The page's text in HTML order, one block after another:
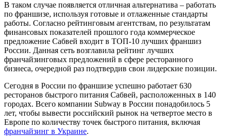
В таком случае появляется отличная альтернатива – работать
по франшизе, используя готовые и отлаженные стандарты
работы. Согласно рейтинговым агентствам, по результатам
финансовых показателей прошлого года коммерческое
предложение Сабвей входит в ТОП-10 лучших франшиз
России. Данная сеть возглавила рейтинг лучших
франчайзинговых предложений в сфере ресторанного
бизнеса, очередной раз подтвердив свои лидерские позиции.
Сегодня в России по франшизе успешно работает 630
ресторанов быстрого питания Сабвей, расположенных в 140
городах. Всего компании Subway в России понадобилось 5
лет, чтобы вывести российский рынок на четвертое место в
Европе по количеству точек быстрого питания, включая
франчайзинг в Украине.